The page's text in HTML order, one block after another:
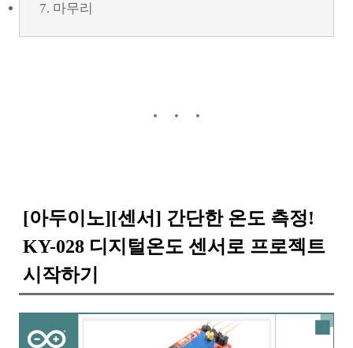
7. 마무리
[아두이노][센서] 간단한 온도 측정!
KY-028 디지털온도 센서로 프로젝트
시작하기